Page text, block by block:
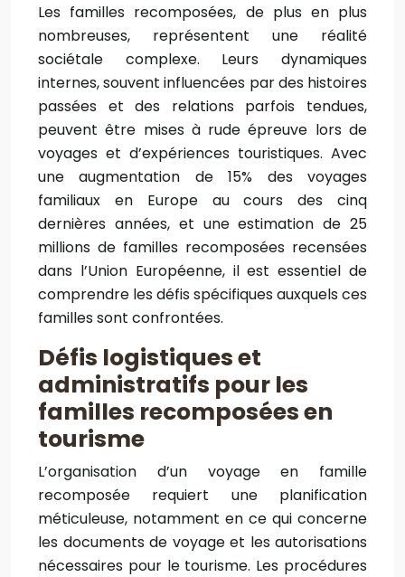
Les familles recomposées, de plus en plus
nombreuses, représentent une réalité
sociétale complexe. Leurs dynamiques
internes, souvent influencées par des histoires
passées et des relations parfois tendues,
peuvent être mises à rude épreuve lors de
voyages et d’expériences touristiques. Avec
une augmentation de 15% des voyages
familiaux en Europe au cours des cinq
dernières années, et une estimation de 25
millions de familles recomposées recensées
dans l’Union Européenne, il est essentiel de
comprendre les défis spécifiques auxquels ces
familles sont confrontées.
Défis logistiques et
administratifs pour les
familles recomposées en
tourisme
L’organisation d’un voyage en famille
recomposée requiert une planification
méticuleuse, notamment en ce qui concerne
les documents de voyage et les autorisations
nécessaires pour le tourisme. Les procédures